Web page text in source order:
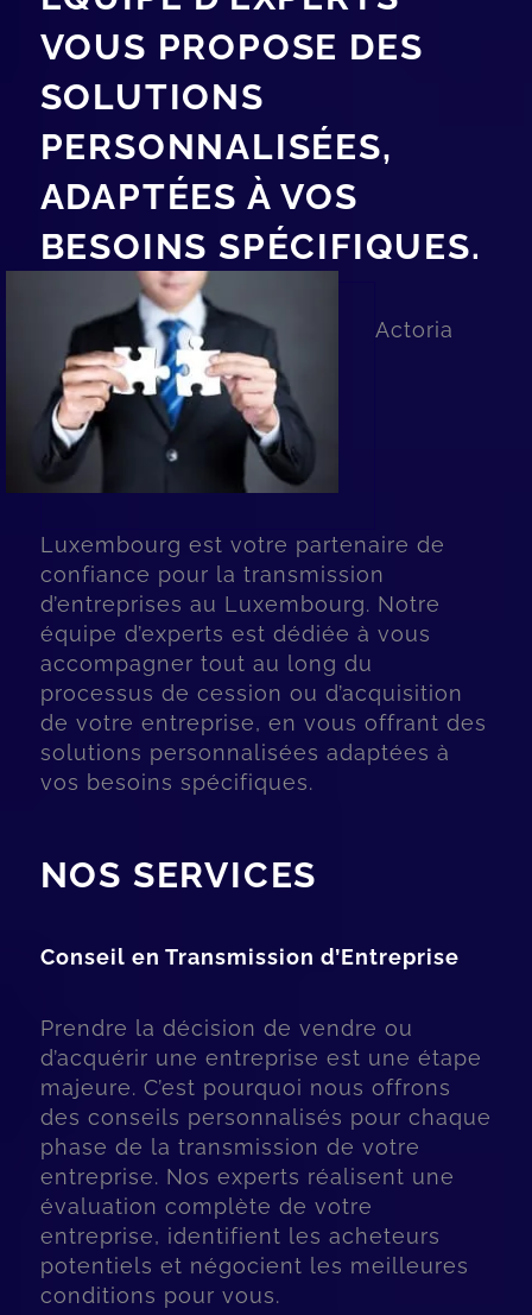
VOUS PROPOSE DES
SOLUTIONS
PERSONNALISÉES,
ADAPTÉES À VOS
BESOINS SPÉCIFIQUES.
Actoria
Luxembourg est votre partenaire de
confiance pour la transmission
d’entreprises au Luxembourg. Notre
équipe d’experts est dédiée à vous
accompagner tout au long du
processus de cession ou d’acquisition
de votre entreprise, en vous offrant des
solutions personnalisées adaptées à
vos besoins spécifiques.
NOS SERVICES
Conseil en Transmission d’Entreprise
Prendre la décision de vendre ou
d’acquérir une entreprise est une étape
majeure. C’est pourquoi nous offrons
des conseils personnalisés pour chaque
phase de la transmission de votre
entreprise. Nos experts réalisent une
évaluation complète de votre
entreprise, identifient les acheteurs
potentiels et négocient les meilleures
conditions pour vous.